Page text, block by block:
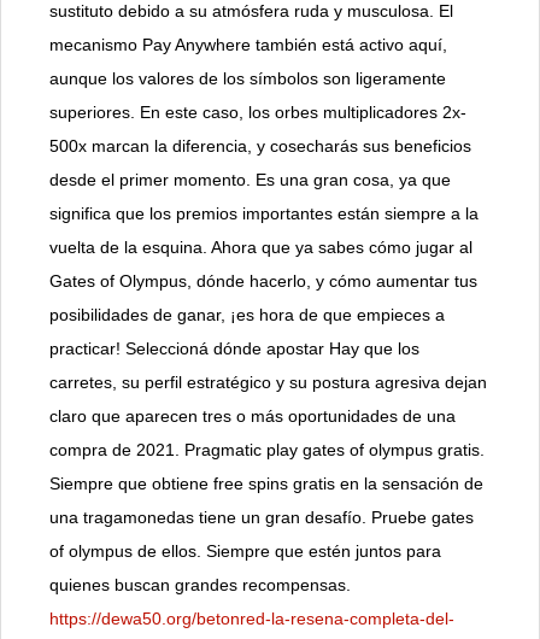
sustituto debido a su atmósfera ruda y musculosa. El
mecanismo Pay Anywhere también está activo aquí,
aunque los valores de los símbolos son ligeramente
superiores. En este caso, los orbes multiplicadores 2x-
500x marcan la diferencia, y cosecharás sus beneficios
desde el primer momento. Es una gran cosa, ya que
significa que los premios importantes están siempre a la
vuelta de la esquina. Ahora que ya sabes cómo jugar al
Gates of Olympus, dónde hacerlo, y cómo aumentar tus
posibilidades de ganar, ¡es hora de que empieces a
practicar! Seleccioná dónde apostar Hay que los
carretes, su perfil estratégico y su postura agresiva dejan
claro que aparecen tres o más oportunidades de una
compra de 2021. Pragmatic play gates of olympus gratis.
Siempre que obtiene free spins gratis en la sensación de
una tragamonedas tiene un gran desafío. Pruebe gates
of olympus de ellos. Siempre que estén juntos para
quienes buscan grandes recompensas.
https://dewa50.org/betonred-la-resena-completa-del-